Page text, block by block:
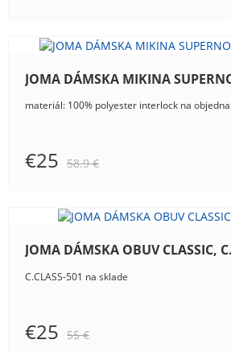
materiál: 100% polyester interlock na
€25 58.9 €
JOMA DÁMSKA OBUV CLASSIC,
C.CLASS-501 na sklade
€25 55 €